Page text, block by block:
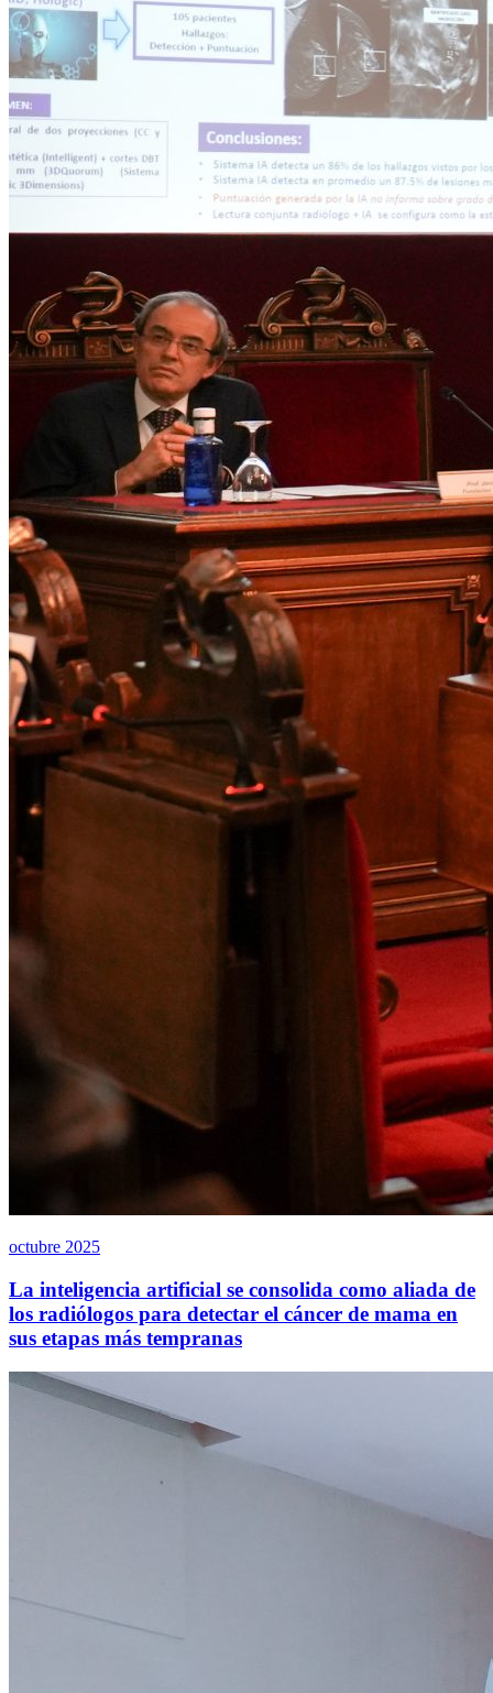
octubre 2025
La inteligencia artificial se consolida como aliada de
los radiólogos para detectar el cáncer de mama en
sus etapas más tempranas